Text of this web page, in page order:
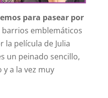
para pasear por
barrios emblemáticos
la película de Julia
un peinado sencillo,
a la vez muy